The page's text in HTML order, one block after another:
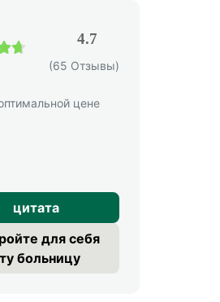
4.7
(65 Отзывы)
цене
цитата
для себя
больницу